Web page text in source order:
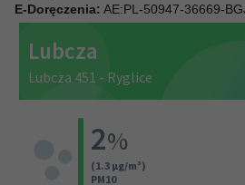
E-Doręczenia: AE:PL-50947-36669-